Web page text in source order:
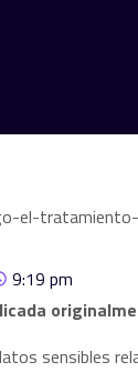
9:19 pm
sensibles